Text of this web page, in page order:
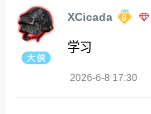
XCicada
学习
2026-6-8 17:30